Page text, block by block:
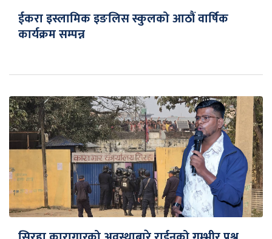
ईकरा इस्लामिक इङलिस स्कुलको आठौं वार्षिक
कार्यक्रम सम्पन्न